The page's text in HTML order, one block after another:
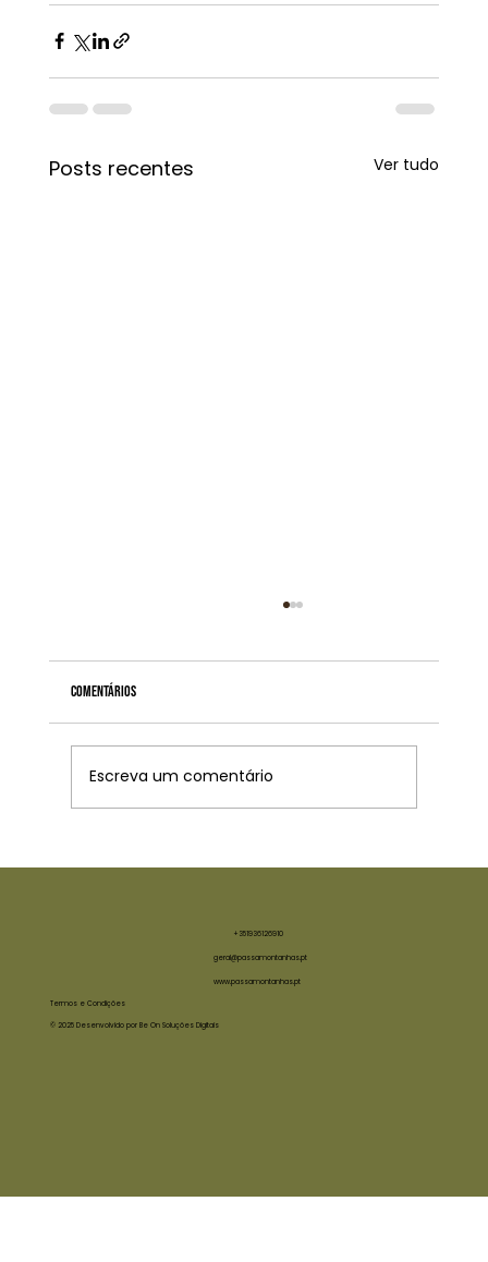
Posts recentes Ver tudo
O regresso do Caminho de Santiago
Comentários
Escreva um comentário
+351936126910
geral@passamontanhas.pt
www.passamontanhas.pt
Termos e Condições
© 2025 Desenvolvido por Be On Soluções Digitais